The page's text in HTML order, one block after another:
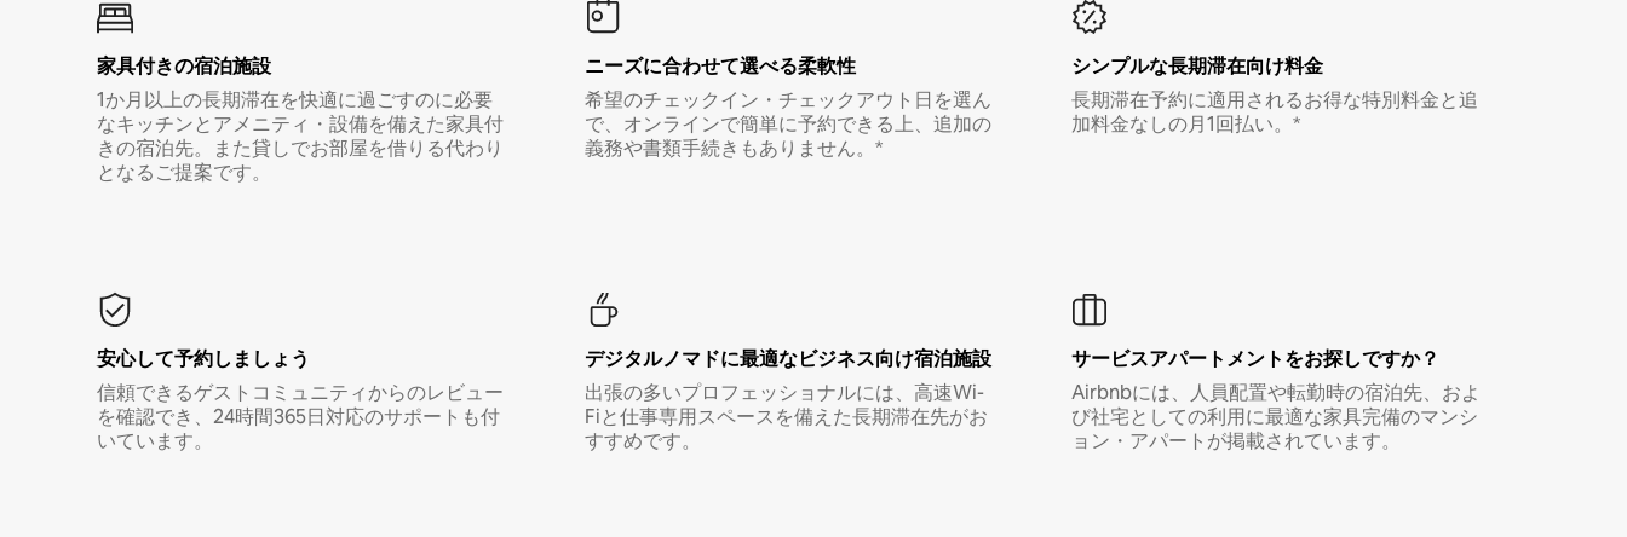
家具付き⁠の宿⁠泊⁠施⁠設
1か月以上の長期滞在を快適に過ごすのに必要
なキッチンとアメニティ・設備を備えた家具付
きの宿泊先。また貸しでお部屋を借りる代わり
となるご提案です。
ニーズに合わせて選べる柔軟性
希望のチェックイン・チェックアウト日を選ん
で、オンラインで簡単に予約できる上、追加の
義務や書類手続きもありません。*
シンプルな長期滞在向け料金
長期滞在予約に適用されるお得な特別料金と追
加料金なしの月1回払い。*
安心して予約しましょう
信頼できるゲストコミュニティからのレビュー
を確認でき、24時間365日対応のサポートも付
いています。
デジタルノマド⁠に最⁠適⁠なビ⁠ジ⁠ネ⁠ス⁠向⁠け宿⁠泊⁠施⁠設
出張の多いプロフェッショナルには、高速Wi-
Fiと仕事専用スペースを備えた長期滞在先がお
すすめです。
サービスアパートメントをお探しですか？
Airbnbには、人員配置や転勤時の宿泊先、およ
び社宅としての利用に最適な家具完備のマンシ
ョン・アパートが掲載されています。